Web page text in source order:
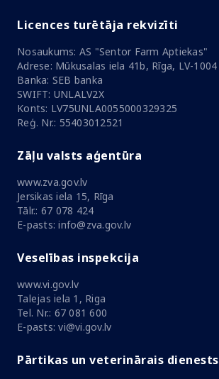
Licences turētāja rekvizīti
Nosaukums: AS "Sentor Farm Aptiekas"
Adrese: Mūkusalas iela 41b, Rīga, LV-1004
Banka: SEB banka
SWIFT: UNLALV2X
Konts: LV75UNLA0055000329325
Reģ. Nr.: 55403012521
Zāļu valsts aģentūra
www.zva.gov.lv
Jersikas iela 15, Rīga
Tālr.: 67 078 424
E-pasts: info@zva.gov.lv
Veselības inspekcija
www.vi.gov.lv
Talejas iela 1, Riga
Tel. Nr.: 67 081 600
E-pasts: vi@vi.gov.lv
Pārtikas un veterinārais dienests